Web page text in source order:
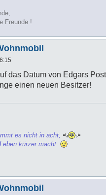
Freunde !
das Datum von Edgars
einen neuen Besitzer!
es nicht in acht,
kürzer macht.